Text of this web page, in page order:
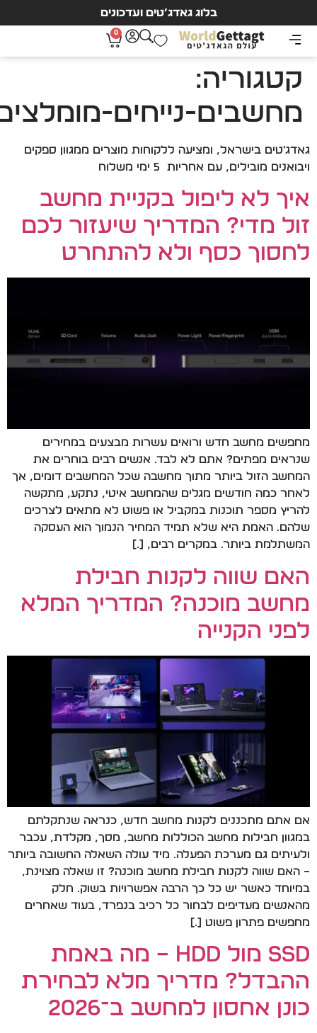
בלוג גאדג’טים ועדכונים
0
קטגוריה:
מחשבים-נייחים-
גאדג׳טים בישראל, ומציעה ללקוחות מוצרים ממגוון ספקים
ויבואנים מובילים, עם אחריות 5 ימי משלוח
איך לא ליפול בקניית מחשב
זול מדי? המדריך שיעזור לכם
לחסוך כסף ולא להתחרט
מחפשים מחשב חדש ורואים עשרות מבצעים במחירים
שנראים מפתים? אתם לא לבד. אנשים רבים בוחרים את
המחשב הזול ביותר מתוך מחשבה שכל המחשבים דומים, אך
לאחר כמה חודשים מגלים שהמחשב איטי, נתקע, מתקשה
להריץ מספר תוכנות במקביל או פשוט לא מתאים לצרכים
שלהם. האמת היא שלא תמיד המחיר הנמוך הוא העסקה
המשתלמת ביותר. במקרים רבים, […]
האם שווה לקנות חבילת
מחשב מוכנה? המדריך המלא
לפני הקנייה
אם אתם מתכננים לקנות מחשב חדש, כנראה שנתקלתם
במגוון חבילות מחשב הכוללות מחשב, מסך, מקלדת, עכבר
ולעיתים גם מערכת הפעלה. מיד עולה השאלה החשובה ביותר
– האם שווה לקנות חבילת מחשב מוכנה? זו שאלה מצוינת,
במיוחד כאשר יש כל כך הרבה אפשרויות בשוק. חלק
מהאנשים מעדיפים לבחור כל רכיב בנפרד, בעוד שאחרים
מחפשים פתרון פשוט […]
SSD מול HDD – מה באמת
ההבדל? מדריך מלא לבחירת
כונן אחסון למחשב ב־2026